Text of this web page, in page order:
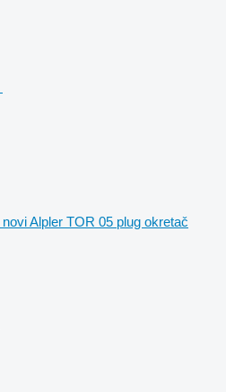
novi Alpler TOR 05 plug okretač